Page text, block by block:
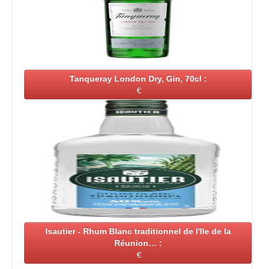
Tanqueray London Dry, Gin, 70cl :
€
Isautier - Rhum Blanc traditionnel de l'Ile de la
Réunion… :
€